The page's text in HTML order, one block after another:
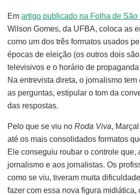
Em artigo publicado na Folha de São
Wilson Gomes, da UFBA, coloca as
como um dos três formatos usados
épocas de eleição (os outros dois
televisivos e o horário de
Na entrevista direta, o jornalismo
as perguntas, estipular o tom da
das respostas.
Pelo que se viu no Roda Viva,
até os mais consolidados formatos
Ele conseguiu roubar o controle que,
jornalismo e aos jornalistas. Os
como se viu, tiveram muita
fazer com essa nova figura midiática,